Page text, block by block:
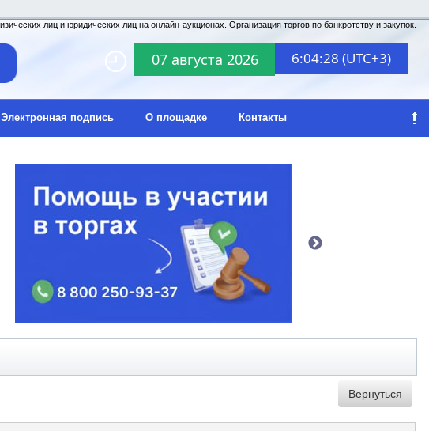
07 августа 2026 6:04:28 (UTC+3)
лиц и юридических лиц на онлайн-аукционах. Организация торгов по банкротству и закупок.
Электронная подпись О площадке Контакты